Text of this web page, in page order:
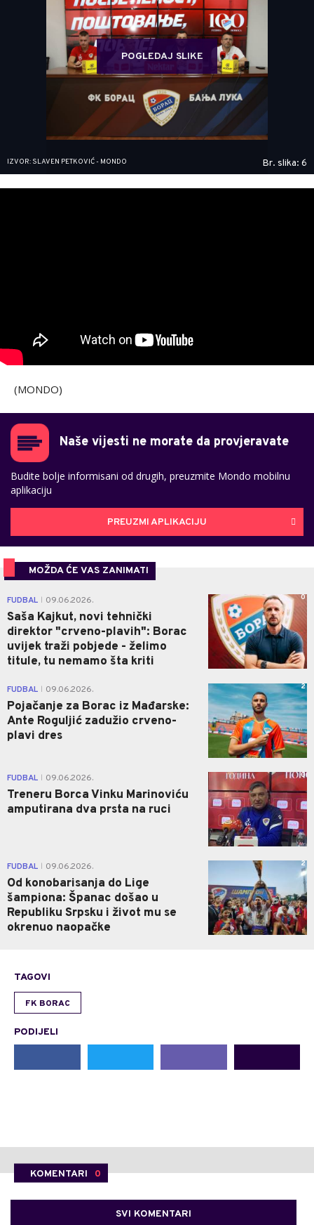
POGLEDAJ SLIKE
IZVOR: SLAVEN PETKOVIĆ - MONDO Br. slika: 6
(MONDO)
Naše vijesti ne morate da provjeravate
Budite bolje informisani od drugih, preuzmite Mondo mobilnu
aplikaciju
PREUZMI APLIKACIJU
MOŽDA ĆE VAS ZANIMATI
FUDBAL 09.06.2026.
Saša Kajkut, novi tehnički
direktor "crveno-plavih": Borac
uvijek traži pobjede - želimo
titule, tu nemamo šta kriti
0
FUDBAL 09.06.2026.
Pojačanje za Borac iz Mađarske:
Ante Roguljić zadužio crveno-
plavi dres
2
FUDBAL 09.06.2026.
Treneru Borca Vinku Marinoviću
amputirana dva prsta na ruci
0
FUDBAL 09.06.2026.
Od konobarisanja do Lige
šampiona: Španac došao u
Republiku Srpsku i život mu se
okrenuo naopačke
2
TAGOVI
FK BORAC
PODIJELI
KOMENTARI 0
SVI KOMENTARI